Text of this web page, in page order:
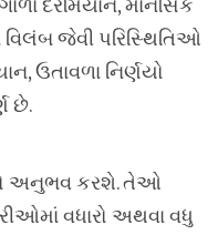
દરમિયાન, માનસિક
વિલંબ જેવી પરિસ્થિતિઓ
ઉતાવળા નિર્ણયો
છે.
અનુભવ કરશે. તેઓ
વધારો અથવા વધુ